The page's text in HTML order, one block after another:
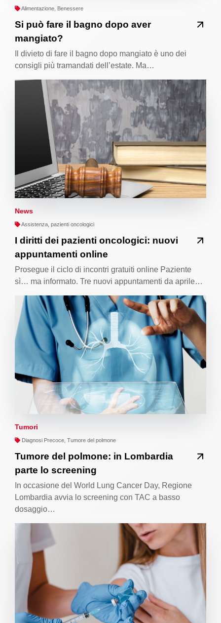
Alimentazione, Benessere
Si può fare il bagno dopo aver
mangiato?
Il divieto di fare il bagno dopo mangiato è uno dei
consigli più tramandati dell’estate. Ma…
News
Assistenza, pazienti oncologici
I diritti dei pazienti oncologici: nuovi
appuntamenti online
Prosegue il ciclo di incontri gratuiti online Paziente
sì… ma informato. Tre nuovi appuntamenti da aprile…
Tumori
Diagnosi Precoce, Tumore del polmone
Tumore del polmone: in Lombardia
parte lo screening
In occasione del World Lung Cancer Day, Regione
Lombardia avvia lo screening con TAC a basso
dosaggio…